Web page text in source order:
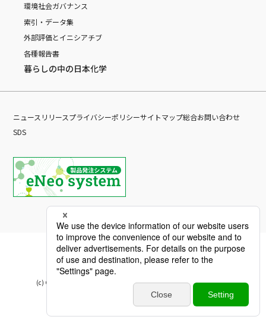
環境社会ガバナンス
索引・データ集
外部評価とイニシアチブ
各種報告書
暮らしの中の日本化学
ニュースリリースプライバシーポリシーサイトマップ総合お問い合わせ
SDS
(c) Copyright Nippon Chemical Industrial CO., LTD. All Rights reserved.